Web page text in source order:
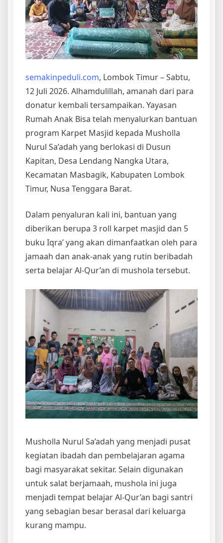
semakinpeduli.com, Lombok Timur – Sabtu,
12 Juli 2026. Alhamdulillah, amanah dari para
donatur kembali tersampaikan. Yayasan
Rumah Anak Bisa telah menyalurkan bantuan
program Karpet Masjid kepada Musholla
Nurul Sa’adah yang berlokasi di Dusun
Kapitan, Desa Lendang Nangka Utara,
Kecamatan Masbagik, Kabupaten Lombok
Timur, Nusa Tenggara Barat.
Dalam penyaluran kali ini, bantuan yang
diberikan berupa 3 roll karpet masjid dan 5
buku Iqra’ yang akan dimanfaatkan oleh para
jamaah dan anak-anak yang rutin beribadah
serta belajar Al-Qur’an di mushola tersebut.
Musholla Nurul Sa’adah yang menjadi pusat
kegiatan ibadah dan pembelajaran agama
bagi masyarakat sekitar. Selain digunakan
untuk salat berjamaah, mushola ini juga
menjadi tempat belajar Al-Qur’an bagi santri
yang sebagian besar berasal dari keluarga
kurang mampu.